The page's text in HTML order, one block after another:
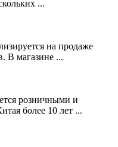
...
на продаже
В магазине ...
розничными и
более 10 лет ...